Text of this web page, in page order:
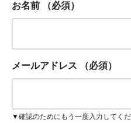
お名前 （必須）
メールアドレス （必須）
▼確認のためにもう一度入力してくだ